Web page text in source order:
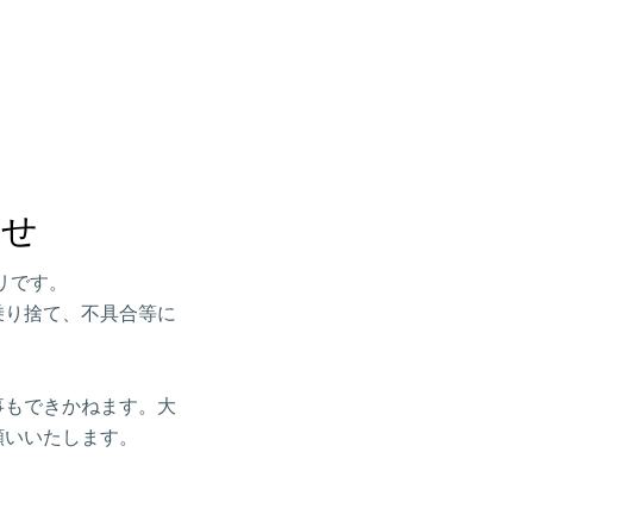
す。
捨て、不具合等に
できかねます。大
いたします。